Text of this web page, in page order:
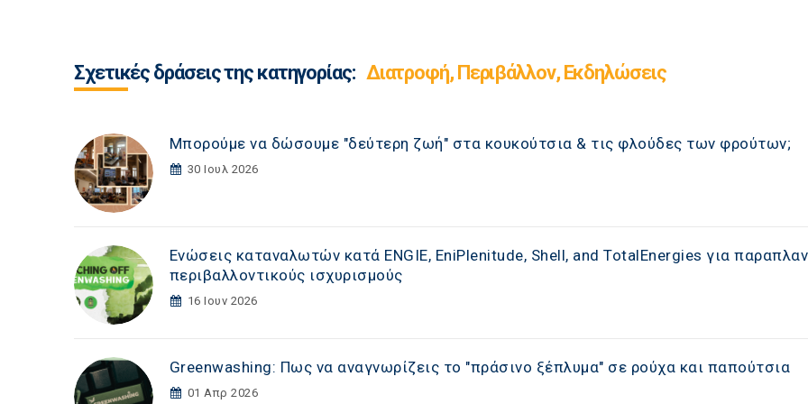
Σχετικές δράσεις της κατηγορίας: Διατροφή, Περιβάλλον, Εκδηλώσεις
Μπορούμε να δώσουμε "δεύτερη ζωή" στα κουκούτσια & τις φλούδες των φρούτων;
30 Ιουλ 2026
Ενώσεις καταναλωτών κατά ENGIE, EniPlenitude, Shell, and TotalEnergies για
περιβαλλοντικούς ισχυρισμούς
16 Ιουν 2026
Greenwashing: Πως να αναγνωρίζεις το "πράσινο ξέπλυμα" σε ρούχα και παπούτσια
01 Απρ 2026